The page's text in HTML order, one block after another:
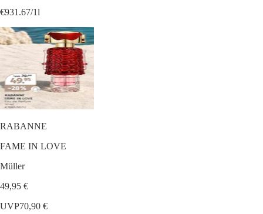
€931.67/1l
RABANNE
FAME IN LOVE
Müller
49,95 €
UVP70,90 €